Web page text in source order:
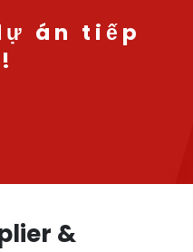
án tiếp
&